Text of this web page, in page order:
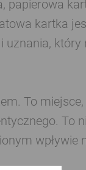
papierowa
kartka
To
To
wpływie